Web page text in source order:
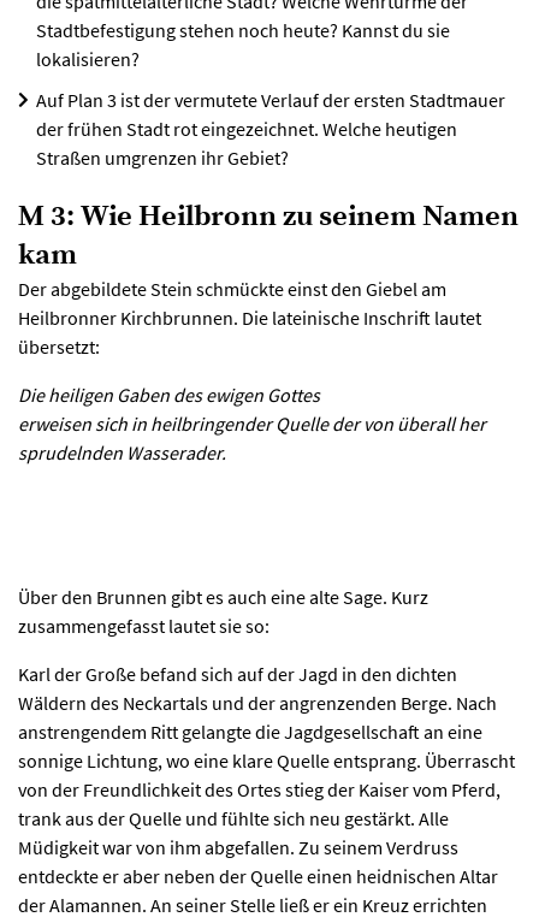
Stadtbefestigung stehen noch heute? Kannst du sie
lokalisieren?
Auf Plan 3 ist der vermutete Verlauf der ersten Stadtmauer
der frühen Stadt rot eingezeichnet. Welche heutigen
Straßen umgrenzen ihr Gebiet?
M 3: Wie Heilbronn zu seinem Namen
kam
Der abgebildete Stein schmückte einst den Giebel am
Heilbronner Kirchbrunnen. Die lateinische Inschrift lautet
übersetzt:
Die heiligen Gaben des ewigen Gottes
erweisen sich in heilbringender Quelle der von überall her
sprudelnden Wasserader.
Über den Brunnen gibt es auch eine alte Sage. Kurz
zusammengefasst lautet sie so:
Karl der Große befand sich auf der Jagd in den dichten
Wäldern des Neckartals und der angrenzenden Berge. Nach
anstrengendem Ritt gelangte die Jagdgesellschaft an eine
sonnige Lichtung, wo eine klare Quelle entsprang. Überrascht
von der Freundlichkeit des Ortes stieg der Kaiser vom Pferd,
trank aus der Quelle und fühlte sich neu gestärkt. Alle
Müdigkeit war von ihm abgefallen. Zu seinem Verdruss
entdeckte er aber neben der Quelle einen heidnischen Altar
der Alamannen. An seiner Stelle ließ er ein Kreuz errichten